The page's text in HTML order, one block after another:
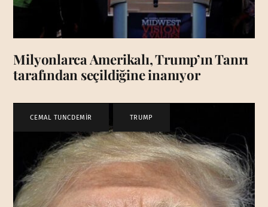
Milyonlarca Amerikalı, Trump’ın Tanrı
tarafından seçildiğine inanıyor
CEMAL TUNCDEMİR TRUMP